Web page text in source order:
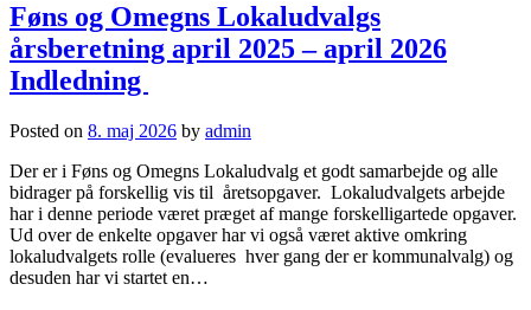
Føns og Omegns Lokaludvalgs
årsberetning april 2025 – april 2026
Indledning
Posted on 8. maj 2026 by admin
Der er i Føns og Omegns Lokaludvalg et godt samarbejde og alle
bidrager på forskellig vis til åretsopgaver. Lokaludvalgets arbejde
har i denne periode været præget af mange forskelligartede opgaver.
Ud over de enkelte opgaver har vi også været aktive omkring
lokaludvalgets rolle (evalueres hver gang der er kommunalvalg) og
desuden har vi startet en…